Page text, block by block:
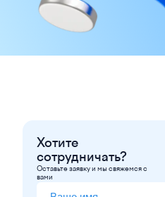
Хотите
сотрудничать?
Оставьте заявку и мы свяжемся с
вами